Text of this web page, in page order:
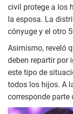
civil protege a los
la esposa. La
cónyuge y el otro
Asimismo, reveló
deben repartir por
este tipo de
todos los hijos. A
corresponde parte